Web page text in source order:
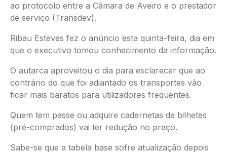
ao protocolo entre a Câmara de Aveiro e o prestador
de serviço (Transdev).
Ribau Esteves fez o anúncio esta quinta-feira, dia em
que o executivo tomou conhecimento da informação.
O autarca aproveitou o dia para esclarecer que ao
contrário do que foi adiantado os transportes vão
ficar mais baratos para utilizadores frequentes.
Quem tem passe ou adquire cadernetas de bilhetes
(pré-comprados) vai ter redução no preço.
Sabe-se que a tabela base sofre atualização depois